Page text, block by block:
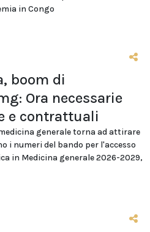
in Congo
boom di
Ora necessarie
e contrattuali
generale torna ad attirare
i numeri del bando per l'accesso
in Medicina generale 2026-2029,